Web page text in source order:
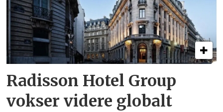
Radisson Hotel Group
vokser videre globalt